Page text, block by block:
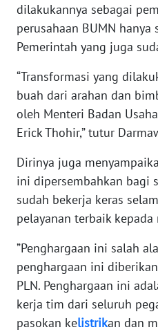
dilakukannya sebagai
perusahaan BUMN
Pemerintah yang juga
“Transformasi yang
buah dari arahan dan
oleh Menteri Badan
Erick Thohir,” tutur
Dirinya juga
ini dipersembahkan bagi
sudah bekerja keras
pelayanan terbaik kepada
”Penghargaan ini salah
penghargaan ini
PLN. Penghargaan ini
kerja tim dari seluruh
pasokan kelistrikan dan
WN
SULBAR
BABEL
WN
SUMBAR
WN
SUMSEL
WN
BENGKULU
WN
LAMPUNG
WN